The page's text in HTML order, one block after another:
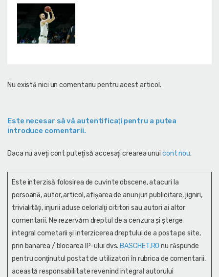
Nu există nici un comentariu pentru acest articol.
Este necesar să vă autentificaţi pentru a putea
introduce comentarii.
Daca nu aveţi cont puteţi să accesaţi crearea unui cont nou.
Este interzisă folosirea de cuvinte obscene, atacuri la
persoană, autor, articol, afişarea de anunţuri publicitare, jigniri,
trivialităţi, injurii aduse celorlalţi cititori sau autori ai altor
comentarii. Ne rezervăm dreptul de a cenzura și şterge
integral cometarii și interzicerea dreptului de a posta pe site,
prin banarea / blocarea IP-ului dvs. BASCHET.RO nu răspunde
pentru conţinutul postat de utilizatori în rubrica de comentarii,
această responsabilitate revenind integral autorului